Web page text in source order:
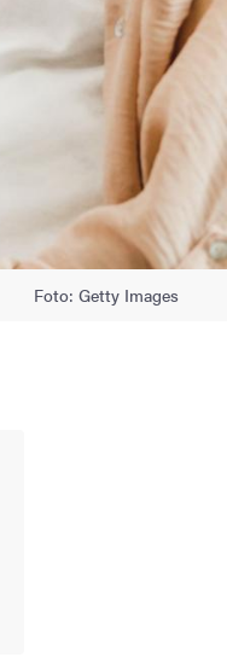
Foto: Getty Images